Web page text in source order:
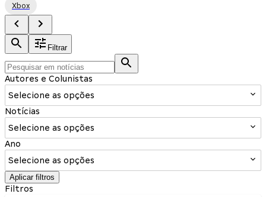
Xbox
Filtrar
Autores e Colunistas
Selecione as opções
Notícias
Selecione as opções
Ano
Selecione as opções
Aplicar filtros
Filtros